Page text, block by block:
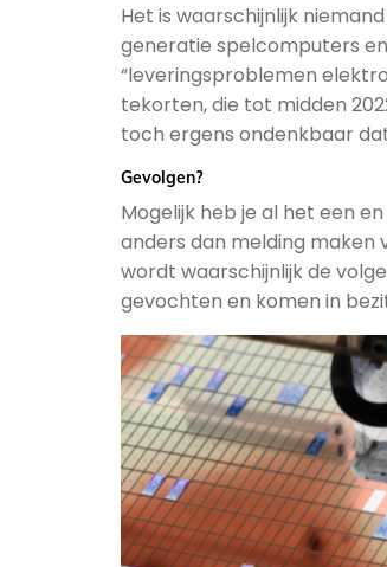
Het is waarschijnlijk
generatie spelcomputers
“leveringsproblemen
tekorten, die tot midden
toch ergens ondenkbaar
Gevolgen?
Mogelijk heb je al het een
anders dan melding maken
wordt waarschijnlijk de
gevochten en komen in